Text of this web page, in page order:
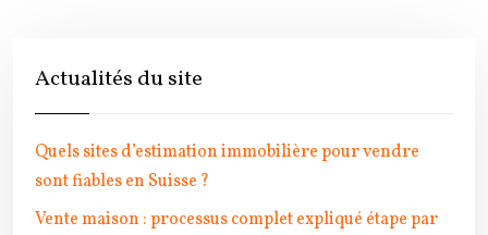
Actualités du site
Quels sites d’estimation immobilière pour vendre
sont fiables en Suisse ?
Vente maison : processus complet expliqué étape par